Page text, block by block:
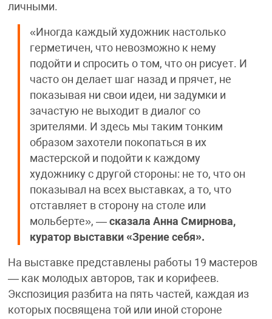
личными.
«Иногда каждый художник настолько
герметичен, что невозможно к нему
подойти и спросить о том, что он рисует. И
часто он делает шаг назад и прячет, не
показывая ни свои идеи, ни задумки и
зачастую не выходит в диалог со
зрителями. И здесь мы таким тонким
образом захотели покопаться в их
мастерской и подойти к каждому
художнику с другой стороны: не то, что он
показывал на всех выставках, а то, что
отставляет в сторону на столе или
мольберте», —сказала Анна Смирнова,
куратор выставки «Зрение себя».
На выставке представлены работы 19 мастеров
— как молодых авторов, так и корифеев.
Экспозиция разбита на пять частей, каждая из
которых посвящена той или иной стороне